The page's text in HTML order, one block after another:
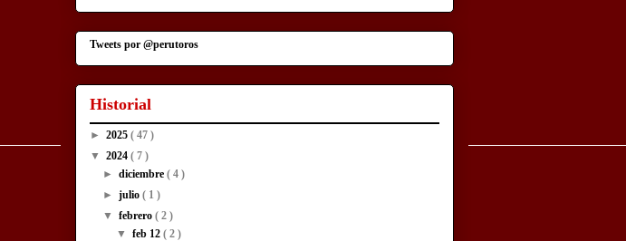
Tweets por @perutoros
Historial
► 2025 ( 47 )
▼ 2024 ( 7 )
►diciembre( 4 )
►julio( 1 )
▼febrero( 2 )
▼ feb 12 ( 2 )